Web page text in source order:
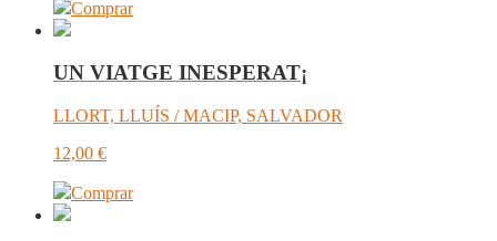
Comprar
UN VIATGE INESPERAT¡
LLORT, LLUÍS / MACIP, SALVADOR
12,00 €
Comprar